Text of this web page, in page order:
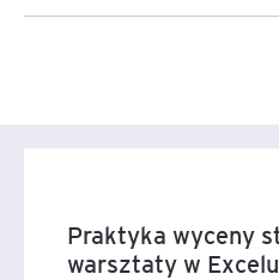
Praktyka wyceny
warsztaty w Excelu